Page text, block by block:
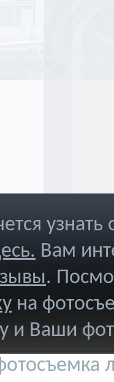
. Вам
.
на
и Ваши